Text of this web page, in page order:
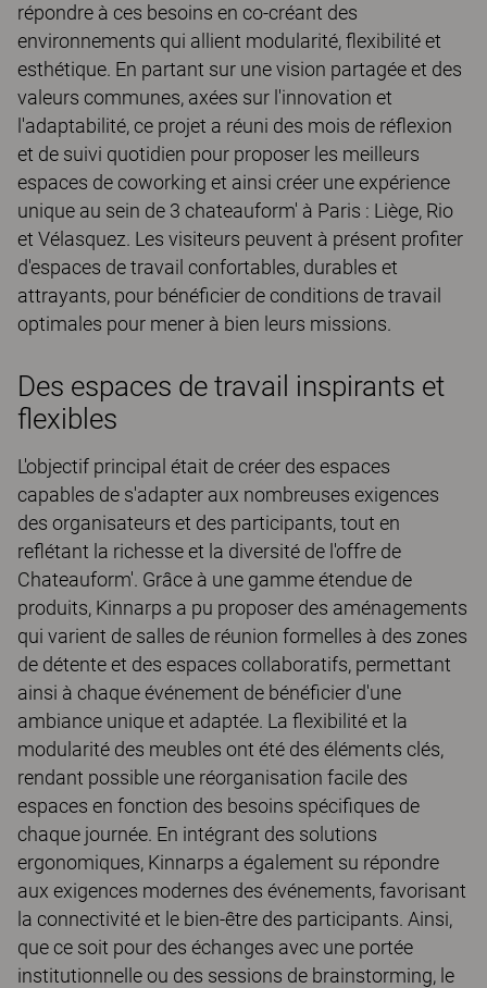
répondre à ces besoins en co-créant des
environnements qui allient modularité, flexibilité et
esthétique. En partant sur une vision partagée et des
valeurs communes, axées sur l'innovation et
l'adaptabilité, ce projet a réuni des mois de réflexion
et de suivi quotidien pour proposer les meilleurs
espaces de coworking et ainsi créer une expérience
unique au sein de 3 chateauform' à Paris : Liège, Rio
et Vélasquez. Les visiteurs peuvent à présent profiter
d'espaces de travail confortables, durables et
attrayants, pour bénéficier de conditions de travail
optimales pour mener à bien leurs missions.
Des espaces de travail inspirants et
flexibles
L'objectif principal était de créer des espaces
capables de s'adapter aux nombreuses exigences
des organisateurs et des participants, tout en
reflétant la richesse et la diversité de l'offre de
Chateauform'. Grâce à une gamme étendue de
produits, Kinnarps a pu proposer des aménagements
qui varient de salles de réunion formelles à des zones
de détente et des espaces collaboratifs, permettant
ainsi à chaque événement de bénéficier d'une
ambiance unique et adaptée. La flexibilité et la
modularité des meubles ont été des éléments clés,
rendant possible une réorganisation facile des
espaces en fonction des besoins spécifiques de
chaque journée. En intégrant des solutions
ergonomiques, Kinnarps a également su répondre
aux exigences modernes des événements, favorisant
la connectivité et le bien-être des participants. Ainsi,
que ce soit pour des échanges avec une portée
institutionnelle ou des sessions de brainstorming, le